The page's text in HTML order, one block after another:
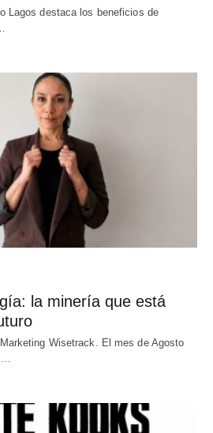
Lagos destaca los beneficios de
la minería que está
Wisetrack. El mes de Agosto